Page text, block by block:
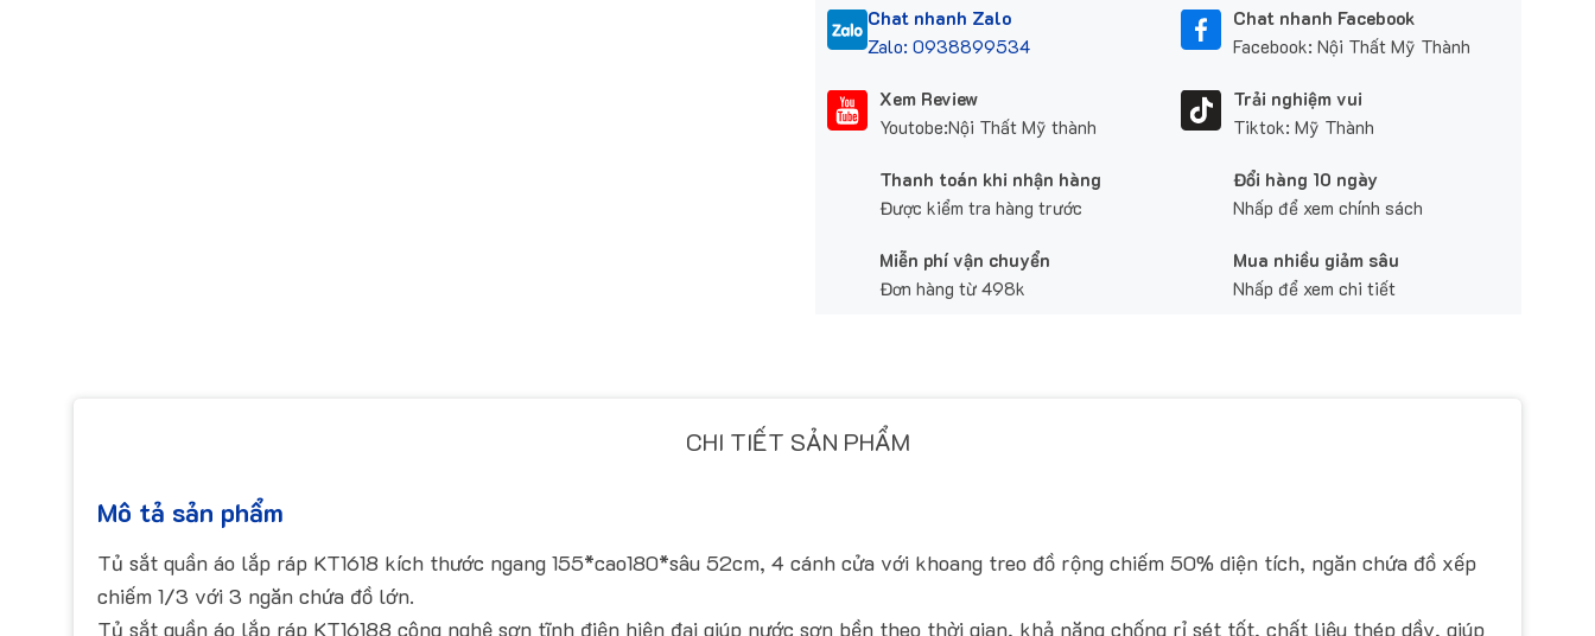
Chat nhanh Zalo
Zalo: 0938899534
Chat nhanh Facebook
Facebook: Nội Thất Mỹ Thành
Xem Review
Youtobe:Nội Thất Mỹ thành
Trải nghiệm vui
Tiktok: Mỹ Thành
Thanh toán khi nhận hàng
Được kiểm tra hàng trước
Đổi hàng 10 ngày
Nhấp để xem chính sách
Miễn phí vận chuyển
Đơn hàng từ 498k
Mua nhiều giảm sâu
Nhấp để xem chi tiết
CHI TIẾT SẢN PHẨM
Mô tả sản phẩm
Tủ sắt quần áo lắp ráp KT1618 kích thước ngang 155*cao180*sâu 52cm, 4 cánh cửa với khoang treo đồ rộng chiếm 50% diện tích, ngăn chứa đồ xếp
chiếm 1/3 với 3 ngăn chứa đồ lớn.
Tủ sắt quần áo lắp ráp KT16188 công nghệ sơn tĩnh điện hiện đại giúp nước sơn bền theo thời gian, khả năng chống rỉ sét tốt, chất liệu thép dầy, giúp